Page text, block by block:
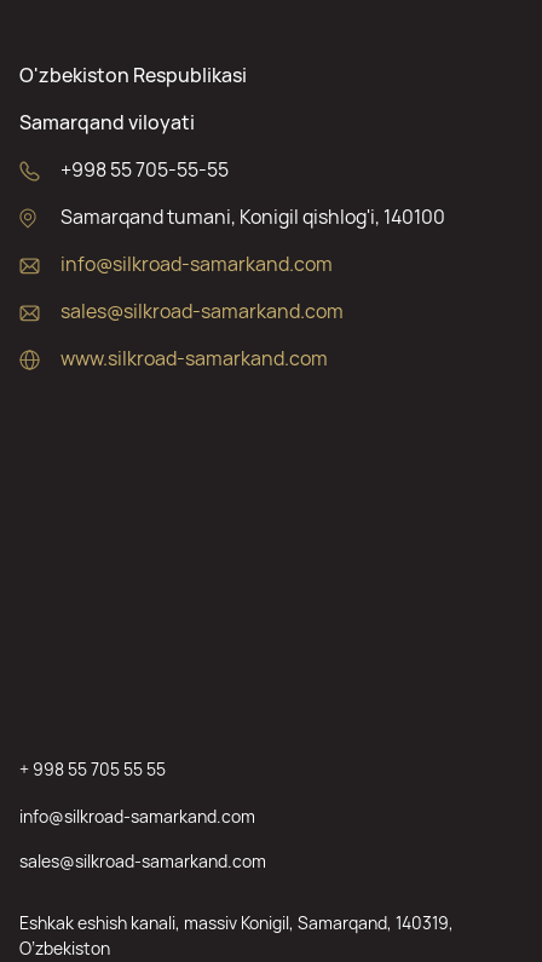
O'zbekiston Respublikasi
Samarqand viloyati
+998 55 705-55-55
Samarqand tumani, Konigil qishlog'i, 140100
info@silkroad-samarkand.com
sales@silkroad-samarkand.com
www.silkroad-samarkand.com
+ 998 55 705 55 55
info@silkroad-samarkand.com
sales@silkroad-samarkand.com
Eshkak eshish kanali, massiv Konigil, Samarqand, 140319,
O’zbekiston